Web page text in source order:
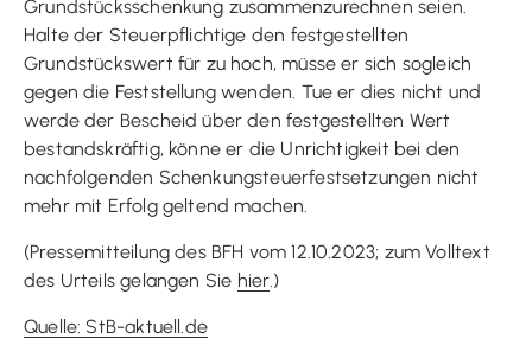
Grundstücksschenkung zusammenzurechnen seien.
Halte der Steuerpflichtige den festgestellten
Grundstückswert für zu hoch, müsse er sich sogleich
gegen die Feststellung wenden. Tue er dies nicht und
werde der Bescheid über den festgestellten Wert
bestandskräftig, könne er die Unrichtigkeit bei den
nachfolgenden Schenkungsteuerfestsetzungen nicht
mehr mit Erfolg geltend machen.
(Pressemitteilung des BFH vom 12.10.2023; zum Volltext
des Urteils gelangen Sie hier .)
Quelle: StB-aktuell.de